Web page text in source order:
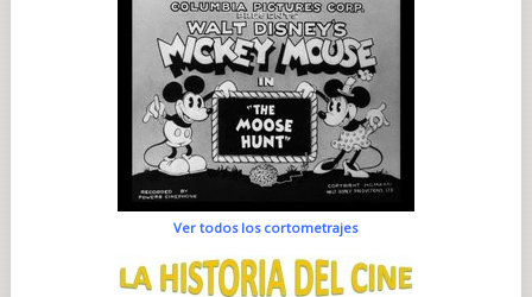
Ver todos los cortometrajes